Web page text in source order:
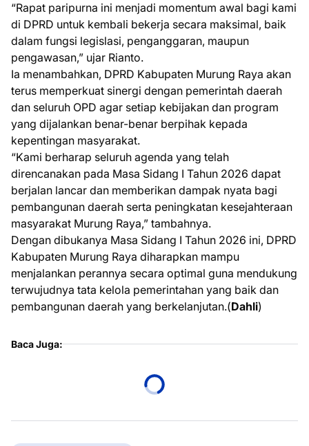
“Rapat paripurna ini menjadi momentum awal bagi kami
di DPRD untuk kembali bekerja secara maksimal, baik
dalam fungsi legislasi, penganggaran, maupun
pengawasan,” ujar Rianto.
Ia menambahkan, DPRD Kabupaten Murung Raya akan
terus memperkuat sinergi dengan pemerintah daerah
dan seluruh OPD agar setiap kebijakan dan program
yang dijalankan benar-benar berpihak kepada
kepentingan masyarakat.
“Kami berharap seluruh agenda yang telah
direncanakan pada Masa Sidang I Tahun 2026 dapat
berjalan lancar dan memberikan dampak nyata bagi
pembangunan daerah serta peningkatan kesejahteraan
masyarakat Murung Raya,” tambahnya.
Dengan dibukanya Masa Sidang I Tahun 2026 ini, DPRD
Kabupaten Murung Raya diharapkan mampu
menjalankan perannya secara optimal guna mendukung
terwujudnya tata kelola pemerintahan yang baik dan
pembangunan daerah yang berkelanjutan.(Dahli)
Baca Juga: